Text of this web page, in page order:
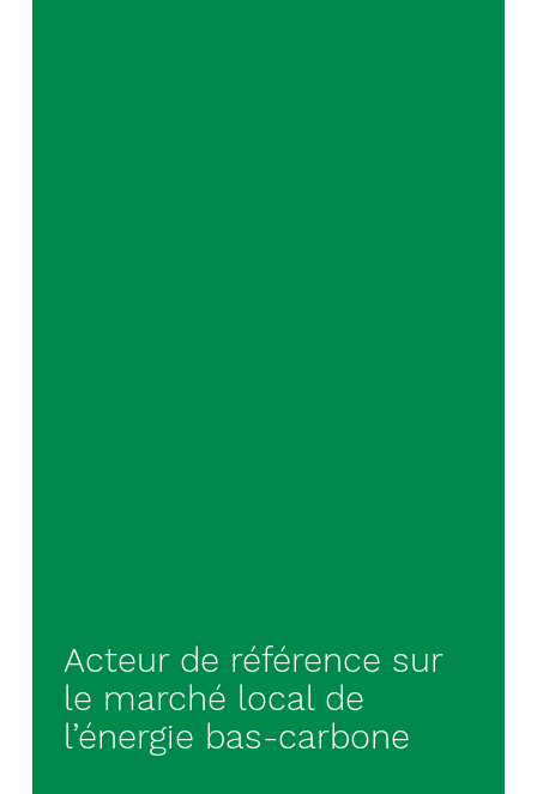
Acteur de référence sur
le marché local de
l’énergie bas-carbone